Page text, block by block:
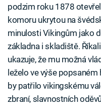
podzim roku 1878
komoru ukrytou na
minulosti Vikingům jako
základna i skladiště.
ukazuje, že mu možná
leželo ve výše
by patřilo vikingskému
zbraní, slavnostních